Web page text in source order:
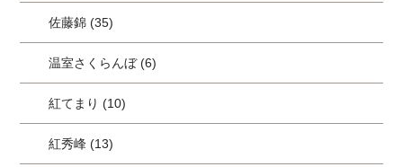
佐藤錦 (35)
温室さくらんぼ (6)
紅てまり (10)
紅秀峰 (13)